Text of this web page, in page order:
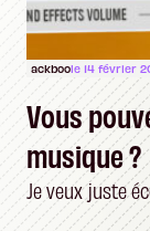
ackboole 14 février
Vous
musique ?
Je veux juste